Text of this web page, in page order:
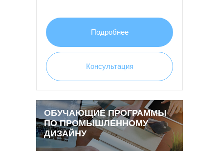
Консультация
Подробнее
ОБУЧАЮЩИЕ ПРОГРАММЫ
ПО ПРОМЫШЛЕННОМУ
ДИЗАЙНУ